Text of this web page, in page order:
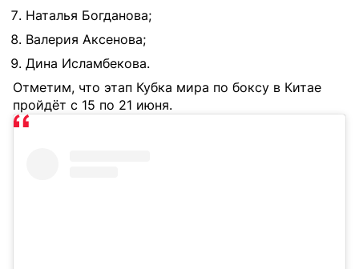
Наталья Богданова;
Валерия Аксенова;
Дина Исламбекова.
Отметим, что этап Кубка мира по боксу в Китае
пройдёт с 15 по 21 июня.